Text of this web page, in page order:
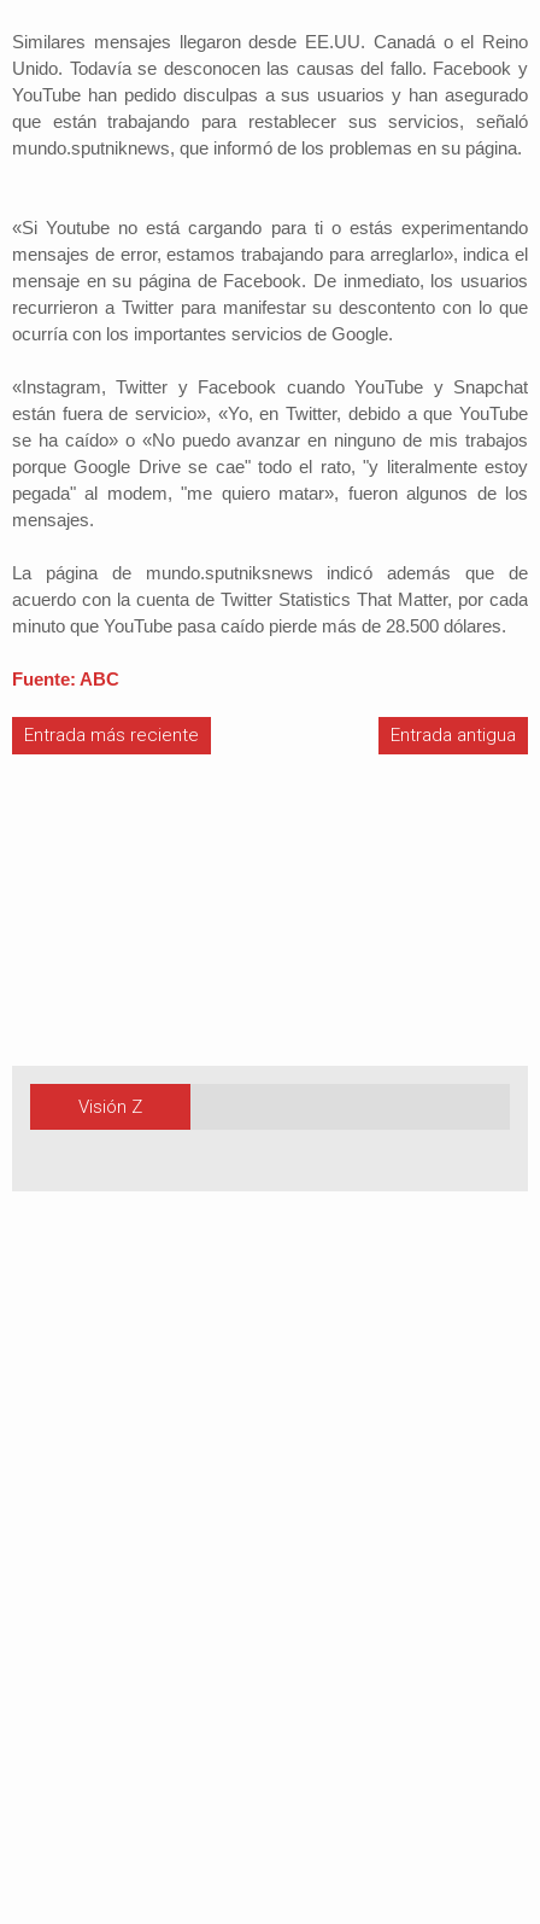
Similares mensajes llegaron desde EE.UU. Canadá o el Reino
Unido. Todavía se desconocen las causas del fallo. Facebook y
YouTube han pedido disculpas a sus usuarios y han asegurado
que están trabajando para restablecer sus servicios, señaló
mundo.sputniknews, que informó de los problemas en su página.
«Si Youtube no está cargando para ti o estás experimentando
mensajes de error, estamos trabajando para arreglarlo», indica el
mensaje en su página de Facebook. De inmediato, los usuarios
recurrieron a Twitter para manifestar su descontento con lo que
ocurría con los importantes servicios de Google.
«Instagram, Twitter y Facebook cuando YouTube y Snapchat
están fuera de servicio», «Yo, en Twitter, debido a que YouTube
se ha caído» o «No puedo avanzar en ninguno de mis trabajos
porque Google Drive se cae" todo el rato, "y literalmente estoy
pegada" al modem, "me quiero matar», fueron algunos de los
mensajes.
La página de mundo.sputniksnews indicó además que de
acuerdo con la cuenta de Twitter Statistics That Matter, por cada
minuto que YouTube pasa caído pierde más de 28.500 dólares.
Fuente: ABC
Entrada más reciente Entrada antigua
Visión Z